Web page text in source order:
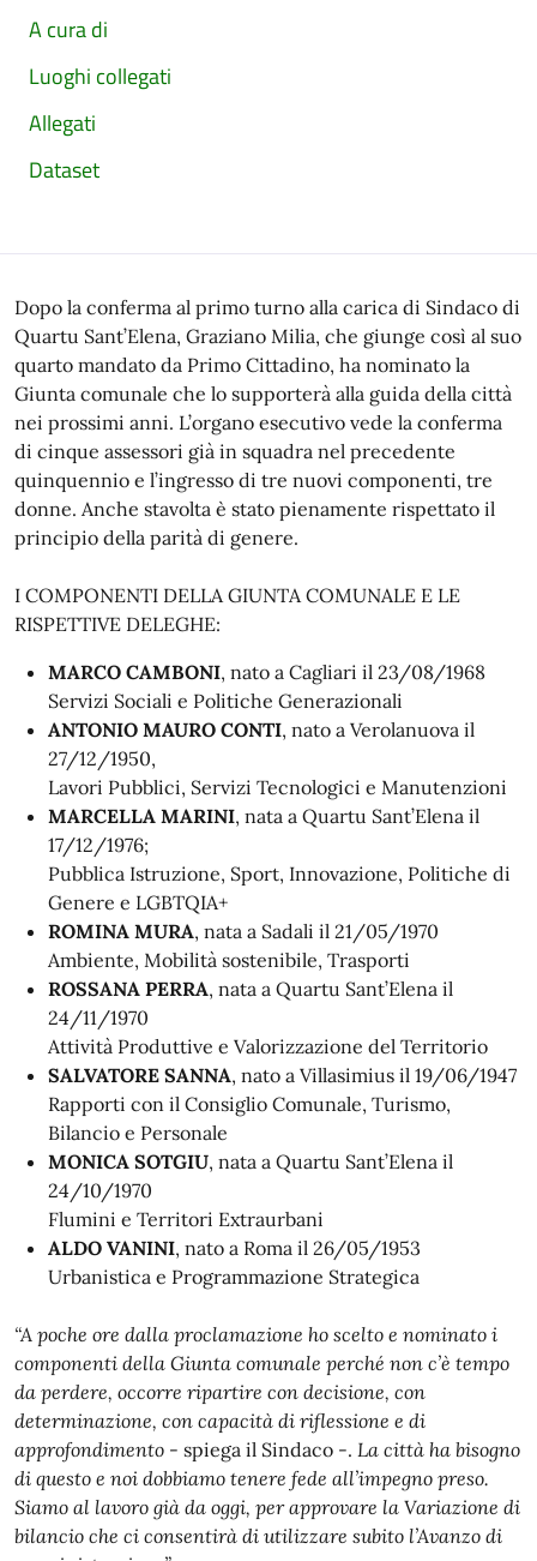
A cura di
Luoghi collegati
Allegati
Dataset
Dopo la conferma al primo turno alla carica di Sindaco di
Quartu Sant’Elena, Graziano Milia, che giunge così al suo
quarto mandato da Primo Cittadino, ha nominato la
Giunta comunale che lo supporterà alla guida della città
nei prossimi anni. L’organo esecutivo vede la conferma
di cinque assessori già in squadra nel precedente
quinquennio e l’ingresso di tre nuovi componenti, tre
donne. Anche stavolta è stato pienamente rispettato il
principio della parità di genere.
I COMPONENTI DELLA GIUNTA COMUNALE E LE
RISPETTIVE DELEGHE:
MARCO CAMBONI, nato a Cagliari il 23/08/1968
Servizi Sociali e Politiche Generazionali
ANTONIO MAURO CONTI, nato a Verolanuova il
27/12/1950,
Lavori Pubblici, Servizi Tecnologici e Manutenzioni
MARCELLA MARINI, nata a Quartu Sant’Elena il
17/12/1976;
Pubblica Istruzione, Sport, Innovazione, Politiche di
Genere e LGBTQIA+
ROMINA MURA, nata a Sadali il 21/05/1970
Ambiente, Mobilità sostenibile, Trasporti
ROSSANA PERRA, nata a Quartu Sant’Elena il
24/11/1970
Attività Produttive e Valorizzazione del Territorio
SALVATORE SANNA, nato a Villasimius il 19/06/1947
Rapporti con il Consiglio Comunale, Turismo,
Bilancio e Personale
MONICA SOTGIU, nata a Quartu Sant’Elena il
24/10/1970
Flumini e Territori Extraurbani
ALDO VANINI, nato a Roma il 26/05/1953
Urbanistica e Programmazione Strategica
“A poche ore dalla proclamazione ho scelto e nominato i
componenti della Giunta comunale perché non c’è tempo
da perdere, occorre ripartire con decisione, con
determinazione, con capacità di riflessione e di
approfondimento - spiega il Sindaco -. La città ha bisogno
di questo e noi dobbiamo tenere fede all’impegno preso.
Siamo al lavoro già da oggi, per approvare la Variazione di
bilancio che ci consentirà di utilizzare subito l’Avanzo di